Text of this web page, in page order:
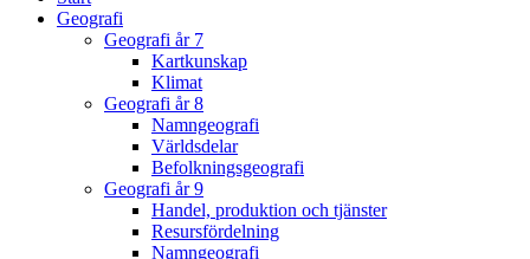
Geografi
Geografi år 7
Kartkunskap
Klimat
Geografi år 8
Namngeografi
Världsdelar
Befolkningsgeografi
Geografi år 9
Handel, produktion och tjänster
Resursfördelning
Namngeografi